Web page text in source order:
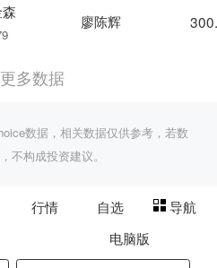
廖陈辉
多数据
数据，相关数据仅供参考，若数
不构成投资建议。
行情 自选
导航
电脑版